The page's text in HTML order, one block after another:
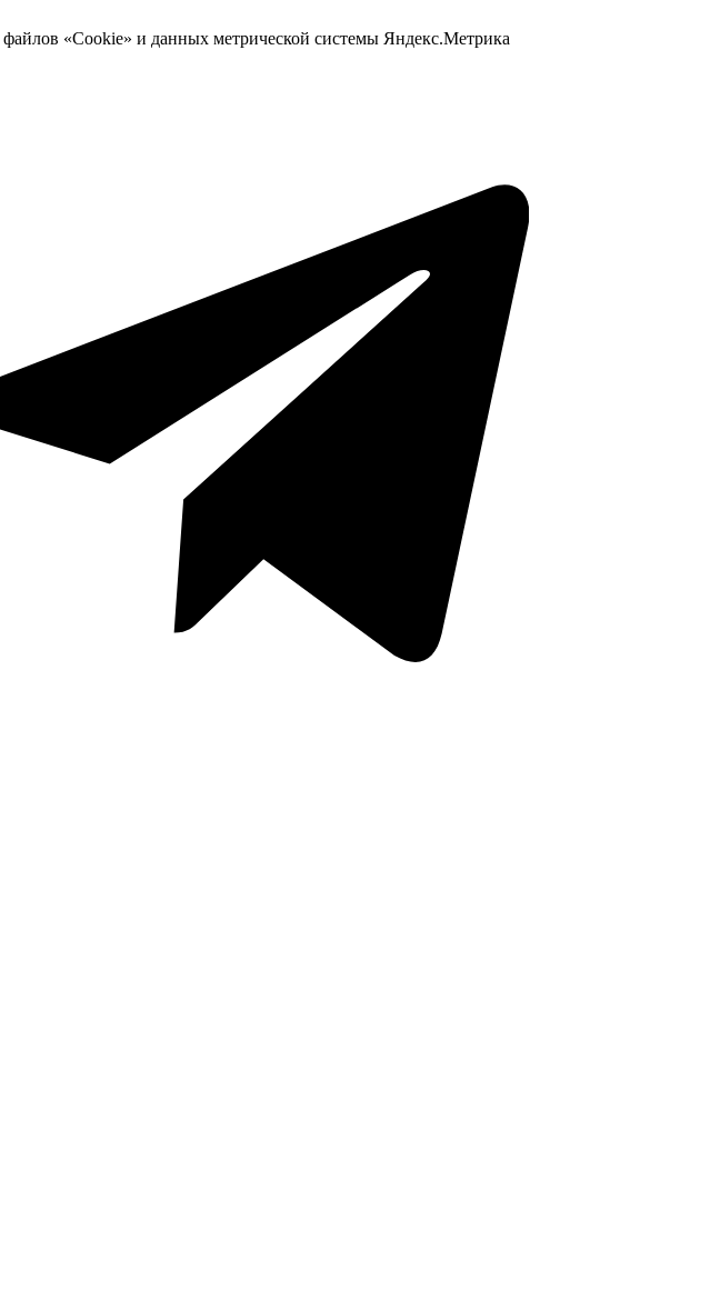
«Cookie» и данных метрической системы Яндекс.Метрика